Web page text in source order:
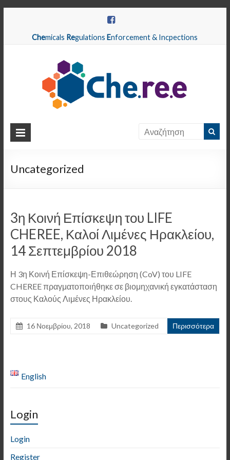
Chemicals RegulationsEnforcement & Incpections
CHEREE
Enforcement
Uncategorized
3η Κοινή Επίσκεψη του LIFE
CHEREE, Καλοί Λιμένες Ηρακλείου,
14 Σεπτεμβρίου 2018
Η 3η Κοινή Επίσκεψη-Επιθεώρηση (CoV) του LIFE
CHEREE πραγματοποιήθηκε σε βιομηχανική εγκατάσταση
στους Καλούς Λιμένες Ηρακλείου.
16 Νοεμβρίου, 2018 Uncategorized Περισσότερα
English
Login
Login
Register